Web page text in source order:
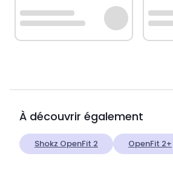
À découvrir également
Shokz OpenFit 2 OpenFit 2+